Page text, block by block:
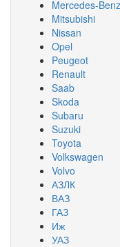
Mercedes-Benz
Mitsubishi
Nissan
Opel
Peugeot
Renault
Saab
Skoda
Subaru
Suzuki
Toyota
Volkswagen
Volvo
АЗЛК
ВАЗ
ГАЗ
Иж
УАЗ